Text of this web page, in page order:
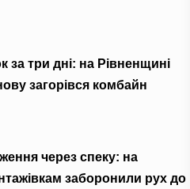
за три дні: на Рівненщині
загорівся комбайн
через спеку: на
заборонили рух до